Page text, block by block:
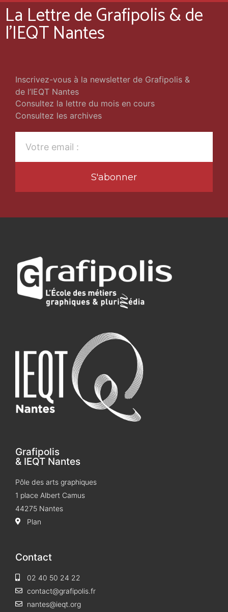
La Lettre de Grafipolis & de
l'IEQT Nantes
Inscrivez-vous à la newsletter de Grafipolis &
de l’IEQT Nantes
Consultez la lettre du mois en cours
Consultez les archives
S'abonner
Grafipolis
& IEQT Nantes
Pôle des arts graphiques
1 place Albert Camus
44275 Nantes
Plan
Contact
02 40 50 24 22
contact@grafipolis.fr
nantes@ieqt.org